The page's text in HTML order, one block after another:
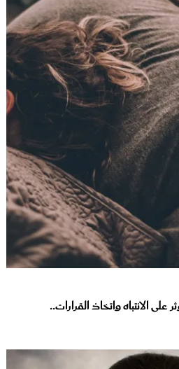
الانتباه واتخاذ القرارات..